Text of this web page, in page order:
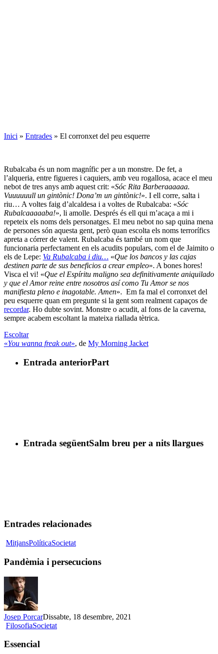
Inici » Entrades » El corronxet del peu esquerre
Rubalcaba és un nom magnífic per a un monstre. De fet, a
l’alqueria, entre figueres i caquiers, amb veu rogallosa, acace el meu
nebot de tres anys amb aquest crit: «Sóc Rita Barberaaaaaa.
Vuuuuuull un gintònic! Dona’m un gintònic!». I ell corre, salta i
riu… A voltes faig d’alcaldesa i a voltes de Rubalcaba: «Sóc
Rubalcaaaaaba!», li amolle. Després és ell qui m’acaça a mi i
repeteix els noms dels personatges. El meu nebot no sap quina mena
de persones són aquesta gent, però quan escolta els noms terrorífics
apreta a córrer de valent. Rubalcaba és també un nom que
funcionaria perfectament en els acudits populars, com el de Jaimito o
els de Lepe: Va Rubalcaba i diu… «Que los bancos y las cajas
destinen parte de sus beneficios a crear empleo». A bones hores!
Visca el vi! «Que el Espíritu maligno sea definitivamente aniquilado
y que el Amor reine entre nosotros así como Tu Amor se nos
manifiesta pleno e inagotable. Amen». Em fa mal el corronxet del
peu esquerre quan em pregunte si la gent som realment capaços de
recordar. Ho dubte sovint. Monstre o acudit, al fons de la caverna,
sempre acabem escoltant la mateixa riallada tètrica.
Escoltar
«You wanna freak out», de My Morning Jacket
Entrada anteriorPart
Entrada següentSalm breu per a nits llargues
Entrades relacionades
MitjansPolíticaSocietatPandèmia
persecucions
Pandèmia i persecucions
Josep PorcarDissabte, 18 desembre, 2021
FilosofiaSocietatEssencial
Essencial